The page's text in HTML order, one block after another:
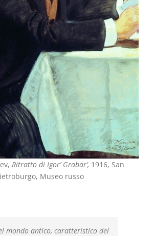
Ritratto di Igor’ Grabar’, 1916, San
Museo russo
mondo antico, caratteristico del